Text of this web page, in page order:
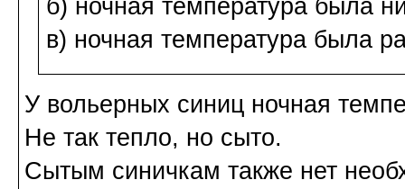
б) ночная температура была
в) ночная температура была
У вольерных синиц ночная
Не так тепло, но сыто.
Сытым синичкам также нет